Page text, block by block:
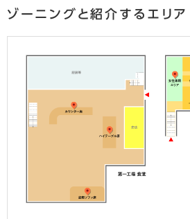
ゾーニングと紹介するエリア